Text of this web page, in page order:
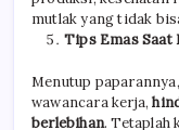
mutlak yang tidak
Tips Emas Saat
Menutup
wawancara kerja,
berlebihan. Tetaplah